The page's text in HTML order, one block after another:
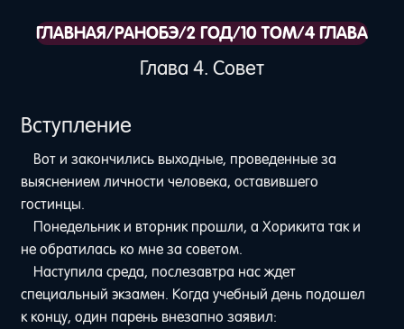
ГЛАВНАЯ/РАНОБЭ/2 ГОД/10 ТОМ/4 ГЛАВА
Глава 4. Совет
Вступление
Вот и закончились выходные, проведенные за
выяснением личности человека, оставившего
гостинцы.
Понедельник и вторник прошли, а Хорикита так и
не обратилась ко мне за советом.
Наступила среда, послезавтра нас ждет
специальный экзамен. Когда учебный день подошел
к концу, один парень внезапно заявил: